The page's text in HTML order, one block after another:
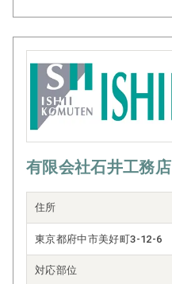
有限会社石井工務店
住所
東京都府中市美好町3-12-6
対応部位